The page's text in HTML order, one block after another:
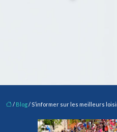
/ Blog/ S’informer sur les meilleurs